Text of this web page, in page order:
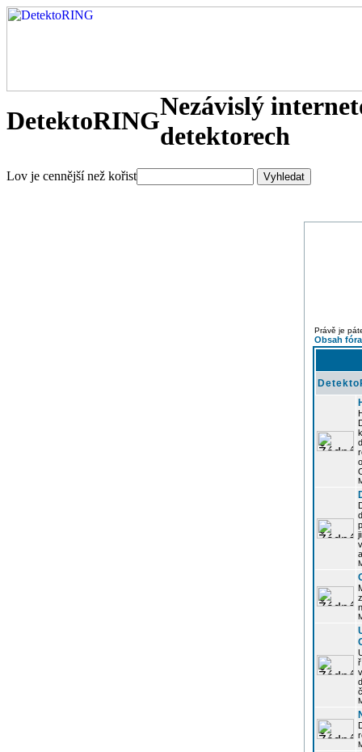
DetektoRINGNezávislý
detektorech
Lov je cennější než kořist
Právě je
Obsah